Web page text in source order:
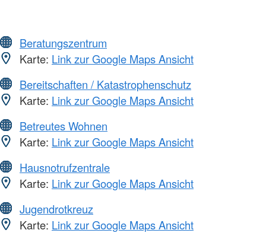
Beratungszentrum
Karte: Link zur Google Maps Ansicht
Bereitschaften / Katastrophenschutz
Karte: Link zur Google Maps Ansicht
Betreutes Wohnen
Karte: Link zur Google Maps Ansicht
Hausnotrufzentrale
Karte: Link zur Google Maps Ansicht
Jugendrotkreuz
Karte: Link zur Google Maps Ansicht